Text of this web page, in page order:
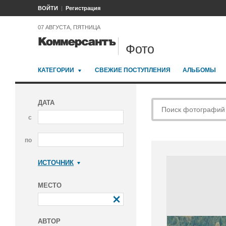
ВОЙТИ Регистрация
07 АВГУСТА, ПЯТНИЦА
Фото
КАТЕГОРИИ СВЕЖИЕ ПОСТУПЛЕНИЯ АЛЬБОМЫ
ДАТА
с
по
ИСТОЧНИК
МЕСТО
АВТОР